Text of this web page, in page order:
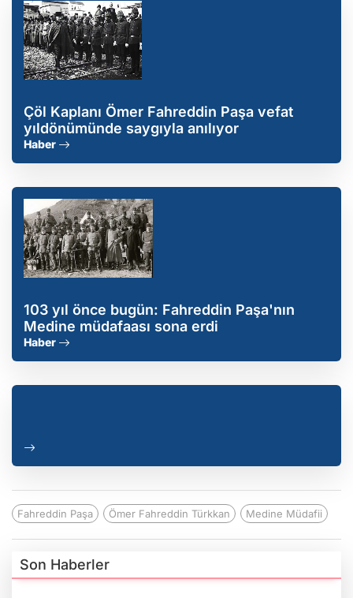
Çöl Kaplanı Ömer Fahreddin Paşa vefat
yıldönümünde saygıyla anılıyor
Haber
103 yıl önce bugün: Fahreddin Paşa'nın
Medine müdafaası sona erdi
Haber
Fahreddin Paşa Ömer Fahreddin Türkkan Medine Müdafii
Son Haberler